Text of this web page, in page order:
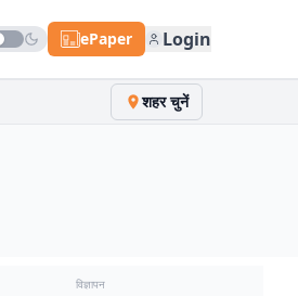
ePaper Login
शहर चुनें
विज्ञापन